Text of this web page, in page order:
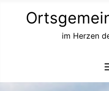
im Herzen